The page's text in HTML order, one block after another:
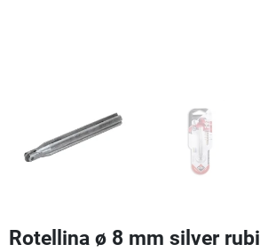
Rotellina ø 8 mm silver rubi